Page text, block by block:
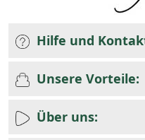
Hilfe und
Unsere Vorteile:
Über uns: